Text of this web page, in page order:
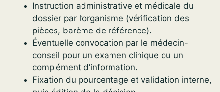
Instruction administrative et médicale du
dossier par l’organisme (vérification des
pièces, barème de référence).
Éventuelle convocation par le médecin-
conseil pour un examen clinique ou un
complément d’information.
Fixation du pourcentage et validation interne,